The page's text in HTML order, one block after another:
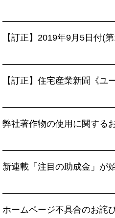
【訂正】2019年9月5日付(
【訂正】住宅産業新聞《ユ
弊社著作物の使用に関する
新連載「注目の助成金」が
ホームページ不具合のお詫